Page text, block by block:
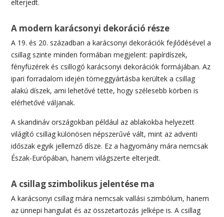
elterjedt.
A modern karácsonyi dekoráció része
A 19. és 20. században a karácsonyi dekorációk fejlődésével a
csillag szinte minden formában megjelent: papírdíszek,
fényfüzérek és csillogó karácsonyi dekorációk formájában. Az
ipari forradalom idején tömeggyártásba kerültek a csillag
alakú díszek, ami lehetővé tette, hogy szélesebb körben is
elérhetővé váljanak.
A skandináv országokban például az ablakokba helyezett
világító csillag különösen népszerűvé vált, mint az adventi
időszak egyik jellemző dísze. Ez a hagyomány mára nemcsak
Észak-Európában, hanem világszerte elterjedt.
A csillag szimbolikus jelentése ma
A karácsonyi csillag mára nemcsak vallási szimbólum, hanem
az ünnepi hangulat és az összetartozás jelképe is. A csillag